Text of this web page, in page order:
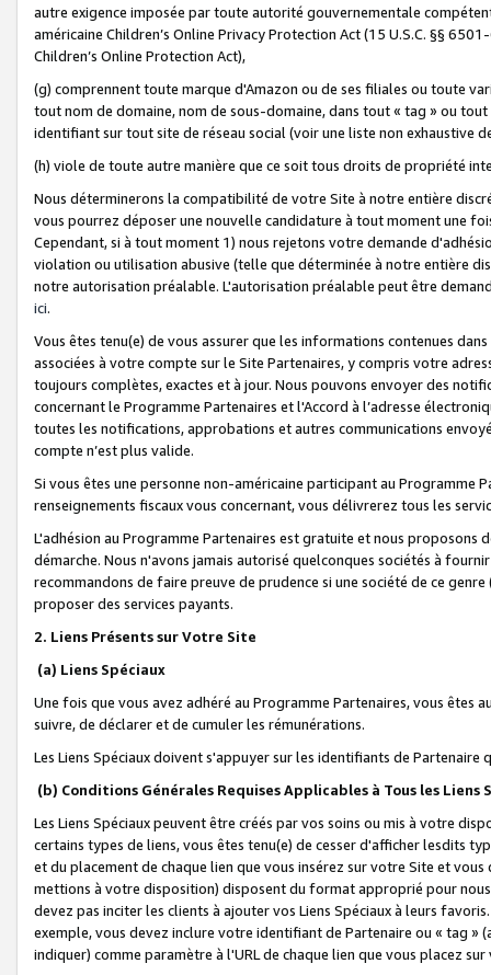
autre exigence imposée par toute autorité gouvernementale
américaine Children’s Online Privacy Protection Act (15 U.S.C. §§
Children’s Online Protection Act),
(g) comprennent toute marque d'Amazon ou de ses filiales ou toute
tout nom de domaine, nom de sous-domaine, dans tout « tag » ou
identifiant sur tout site de réseau social (voir une liste non exhaustive
(h) viole de toute autre manière que ce soit tous droits de propriété
Nous déterminerons la compatibilité de votre Site à notre entière
vous pourrez déposer une nouvelle candidature à tout moment une
Cependant, si à tout moment 1) nous rejetons votre demande
violation ou utilisation abusive (telle que déterminée à notre entière
notre autorisation préalable. L'autorisation préalable peut être
ici.
Vous êtes tenu(e) de vous assurer que les informations contenues
associées à votre compte sur le Site Partenaires, y compris votre
toujours complètes, exactes et à jour. Nous pouvons envoyer des
concernant le Programme Partenaires et l'Accord à l’adresse
toutes les notifications, approbations et autres communications
compte n’est plus valide.
Si vous êtes une personne non-américaine participant au
renseignements fiscaux vous concernant, vous délivrerez tous les
L'adhésion au Programme Partenaires est gratuite et nous proposons
démarche. Nous n'avons jamais autorisé quelconques sociétés à
recommandons de faire preuve de prudence si une société de ce
proposer des services payants.
2. Liens Présents sur Votre Site
(a) Liens Spéciaux
Une fois que vous avez adhéré au Programme Partenaires, vous êtes
suivre, de déclarer et de cumuler les rémunérations.
Les Liens Spéciaux doivent s'appuyer sur les identifiants de Partenaire
(b) Conditions Générales Requises Applicables à Tous les Liens
Les Liens Spéciaux peuvent être créés par vos soins ou mis à votre
certains types de liens, vous êtes tenu(e) de cesser d'afficher lesdits
et du placement de chaque lien que vous insérez sur votre Site et
mettions à votre disposition) disposent du format approprié pour
devez pas inciter les clients à ajouter vos Liens Spéciaux à leurs
exemple, vous devez inclure votre identifiant de Partenaire ou « tag
indiquer) comme paramètre à l'URL de chaque lien que vous placez